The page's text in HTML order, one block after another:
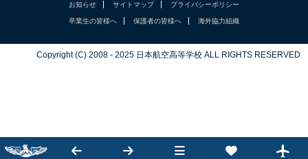
お知らせ サイトマップ プライバシーポリシー
卒業生の皆様へ 保護者の皆様へ 海外協力組織
Copyright (C) 2008 - 2025 日本航空高等学校 ALL RIGHTS RESERVED